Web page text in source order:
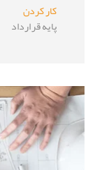
کار کردن
پایه قرارداد